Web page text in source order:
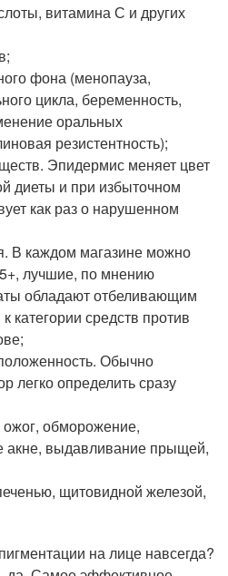
витамина С и других
фона (менопауза,
цикла, беременность,
оральных
резистентность);
Эпидермис меняет цвет
диеты и при избыточном
как раз о нарушенном
В каждом магазине можно
лучшие, по мнению
обладают отбеливающим
категории средств против
Обычно
легко определить сразу
обморожение,
акне, выдавливание прыщей,
щитовидной железой,
на лице навсегда?